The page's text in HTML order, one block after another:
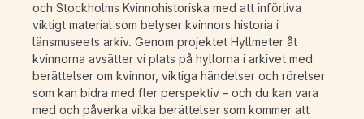
och Stockholms Kvinnohistoriska med att införliva
viktigt material som belyser kvinnors historia i
länsmuseets arkiv. Genom projektet Hyllmeter åt
kvinnorna avsätter vi plats på hyllorna i arkivet med
berättelser om kvinnor, viktiga händelser och rörelser
som kan bidra med fler perspektiv – och du kan vara
med och påverka vilka berättelser som kommer att